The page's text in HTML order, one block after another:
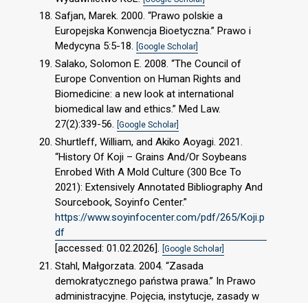
Safjan, Marek. 2000. “Prawo polskie a
Europejska Konwencja Bioetyczna.” Prawo i
Medycyna 5:5-18. [Google Scholar]
Salako, Solomon E. 2008. “The Council of
Europe Convention on Human Rights and
Biomedicine: a new look at international
biomedical law and ethics.” Med Law.
27(2):339-56. [Google Scholar]
Shurtleff, William, and Akiko Aoyagi. 2021.
“History Of Koji – Grains And/Or Soybeans
Enrobed With A Mold Culture (300 Bce To
2021): Extensively Annotated Bibliography And
Sourcebook, Soyinfo Center.”
https://www.soyinfocenter.com/pdf/265/Koji.p
df
[accessed: 01.02.2026]. [Google Scholar]
Stahl, Małgorzata. 2004. “Zasada
demokratycznego państwa prawa.” In Prawo
administracyjne. Pojęcia, instytucje, zasady w